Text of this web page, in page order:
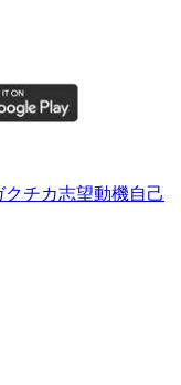
クチカ志望動機自己